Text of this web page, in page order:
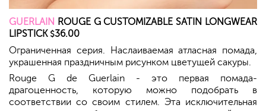
GUERLAIN ROUGE G CUSTOMIZABLE SATIN LONGWEAR
LIPSTICK $36.00
Ограниченная серия. Наслаиваемая атласная помада,
украшенная праздничным рисунком цветущей сакуры.
Rouge G de Guerlain - это первая помада-
драгоценность, которую можно подобрать в
соответствии со своим стилем. Эта исключительная